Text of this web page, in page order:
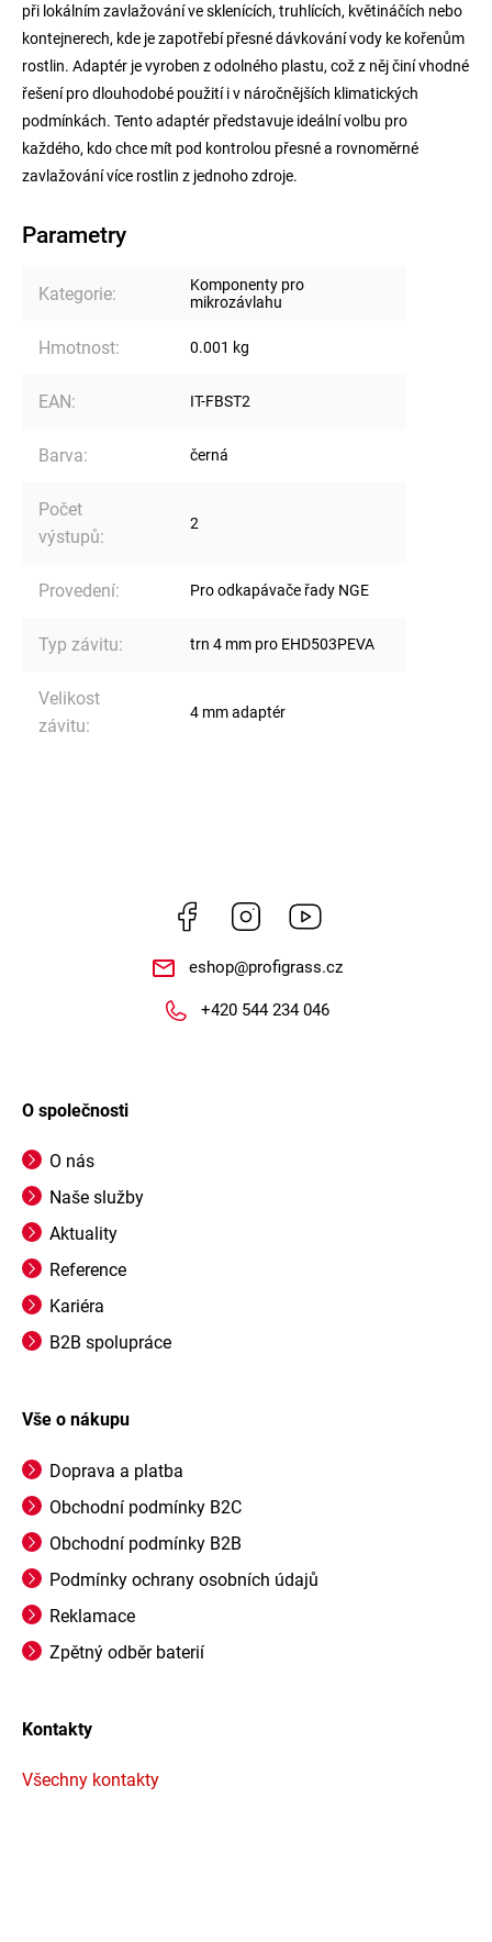
při lokálním zavlažování ve sklenících, truhlících, květináčích nebo
kontejnerech, kde je zapotřebí přesné dávkování vody ke kořenům
rostlin. Adaptér je vyroben z odolného plastu, což z něj činí vhodné
řešení pro dlouhodobé použití i v náročnějších klimatických
podmínkách. Tento adaptér představuje ideální volbu pro
každého, kdo chce mít pod kontrolou přesné a rovnoměrné
zavlažování více rostlin z jednoho zdroje.
Parametry
Kategorie:
Komponenty pro
mikrozávlahu
Hmotnost: 0.001 kg
EAN: IT-FBST2
Barva: černá
Počet
výstupů:
2
Provedení: Pro odkapávače řady NGE
Typ závitu: trn 4 mm pro EHD503PEVA
Velikost
závitu:
4 mm adaptér
Facebook Instagram
eshop@profigrass.cz
+420 544 234 046
O společnosti
O nás
Naše služby
Aktuality
Reference
Kariéra
B2B spolupráce
Vše o nákupu
Doprava a platba
Obchodní podmínky B2C
Obchodní podmínky B2B
Podmínky ochrany osobních údajů
Reklamace
Zpětný odběr baterií
Kontakty
Všechny kontakty